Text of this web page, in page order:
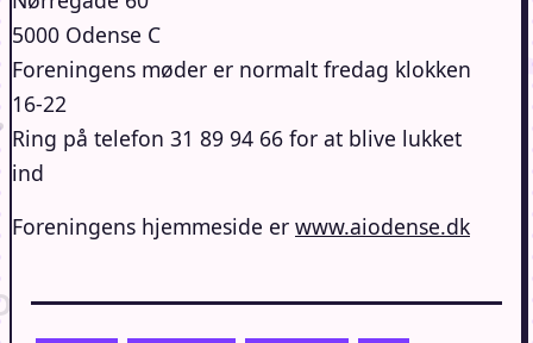
5000 Odense C
Foreningens møder er normalt fredag klokken
16-22
Ring på telefon 31 89 94 66 for at blive lukket
ind
Foreningens hjemmeside er www.aiodense.dk